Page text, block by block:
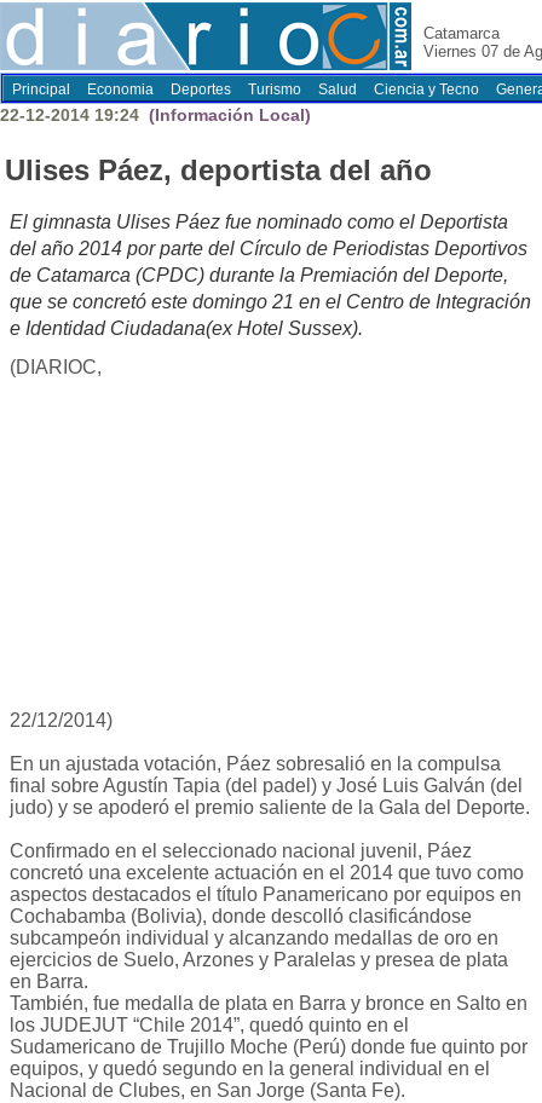
Catamarca
Viernes 07 de
Principal Economia Deportes Turismo Salud Ciencia y Tecno
22-12-2014 19:24 (Información Local)
Ulises Páez, deportista del año
El gimnasta Ulises Páez fue nominado como el Deportista
del año 2014 por parte del Círculo de Periodistas Deportivos
de Catamarca (CPDC) durante la Premiación del Deporte,
que se concretó este domingo 21 en el Centro de Integración
e Identidad Ciudadana(ex Hotel Sussex).
(DIARIOC,
22/12/2014)
En un ajustada votación, Páez sobresalió en la compulsa
final sobre Agustín Tapia (del padel) y José Luis Galván (del
judo) y se apoderó el premio saliente de la Gala del Deporte.
Confirmado en el seleccionado nacional juvenil, Páez
concretó una excelente actuación en el 2014 que tuvo como
aspectos destacados el título Panamericano por equipos en
Cochabamba (Bolivia), donde descolló clasificándose
subcampeón individual y alcanzando medallas de oro en
ejercicios de Suelo, Arzones y Paralelas y presea de plata
en Barra.
También, fue medalla de plata en Barra y bronce en Salto en
los JUDEJUT “Chile 2014”, quedó quinto en el
Sudamericano de Trujillo Moche (Perú) donde fue quinto por
equipos, y quedó segundo en la general individual en el
Nacional de Clubes, en San Jorge (Santa Fe).